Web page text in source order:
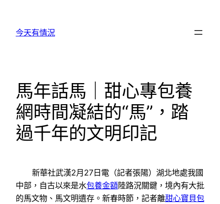
今天有情況
馬年話馬｜甜心專包養
網時間凝結的“馬”，踏
過千年的文明印記
新華社武漢2月27日電（記者張陽）湖北地處我國
中部，自古以來是水包養金額陸路況關鍵，境內有大批
的馬文物、馬文明遺存。新春時節，記者離甜心寶貝包